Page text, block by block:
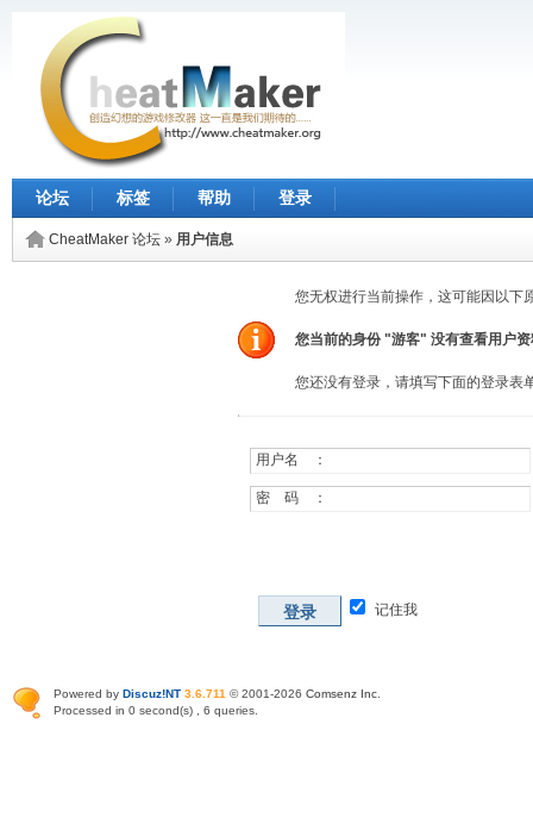
论坛 标签 帮助 登录
CheatMaker 论坛 » 用户信息
您无权进行当前操作，这可能因以下
您当前的身份 "游客" 没有查看用户
您还没有登录，请填写下面的登录表
用户名 ：
密 码 ：
登录 记住我
Powered by Discuz!NT 3.6.711 © 2001-2026 Comsenz Inc
Processed in 0 second(s) , 6 queries.